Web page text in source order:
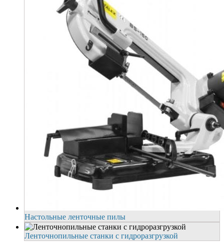
Настольные ленточные пилы
Ленточнопильные станки с гидроразгрузкой